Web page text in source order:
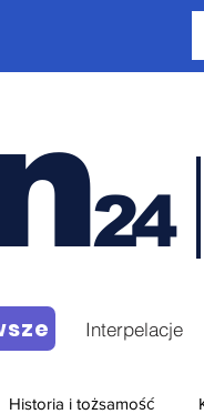
24
Interpelacje
Historia i tożsamość